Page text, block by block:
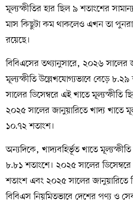
মূল্যস্ফীতির হার ছিল ৯ শতাংশের
মাস কিছুটা কম থাকলেও এখন তা
রয়েছে।
বিবিএসের তথ্যানুসারে, ২০২৬ সালের
মূল্যস্ফীতি উল্লেখযোগ্যভাবে বেড়ে
সালের ডিসেম্বরে এই খাতে মূল্যস্ফীতি
২০২৫ সালের জানুয়ারিতে খাদ্য খাতে
১০.৭২ শতাংশ।
অন্যদিকে, খাদ্যবহির্ভূত খাতে
৮.৮১ শতাংশে। ২০২৫ সালের
শতাংশ এবং ২০২৫ সালের জানুয়ারিতে
বিবিএস নিয়মিতভাবে দেশের পণ্য ও